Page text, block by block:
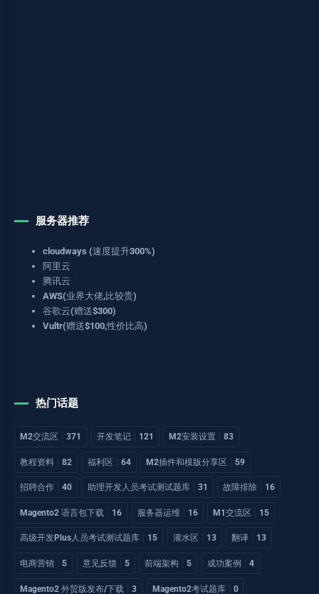
服务器推荐
cloudways (速度提升300%)
阿里云
腾讯云
AWS(业界大佬,比较贵)
谷歌云(赠送$300)
Vultr(赠送$100,性价比高)
热门话题
M2交流区 371 开发笔记 121 M2安装设置 83
教程资料 82 福利区 64 M2插件和模版分享区 59
招聘合作 40 助理开发人员考试测试题库 31 故障排除 16
Magento2 语言包下载 16 服务器运维 16 M1交流区 15
高级开发Plus人员考试测试题库 15 灌水区 13 翻译 13
电商营销 5 意见反馈 5 前端架构 5 成功案例 4
Magento2 外贸版发布/下载 3 Magento2考试题库 0